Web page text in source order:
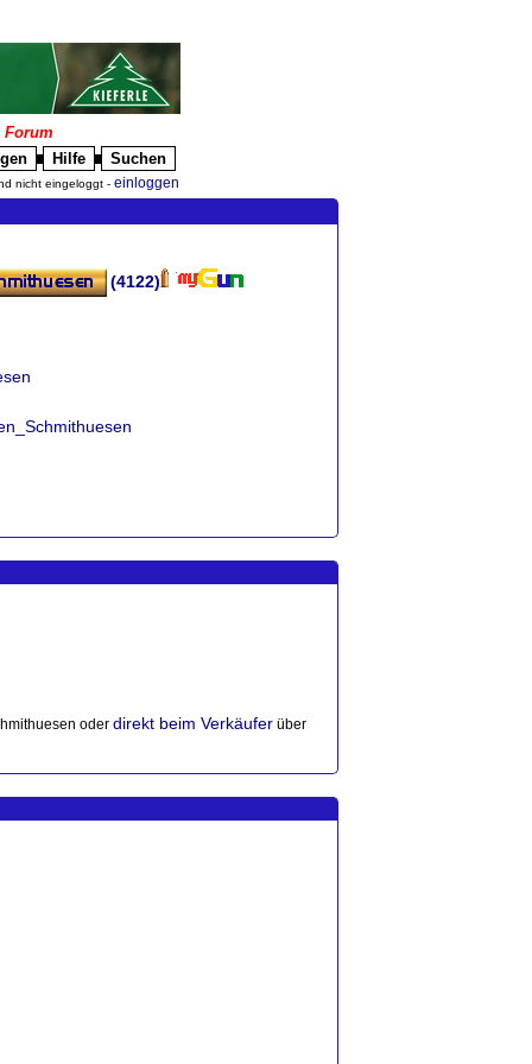
Forum
Hilfe Suchen
nicht eingeloggt - einloggen
(4122)
oder direkt beim Verkäufer über